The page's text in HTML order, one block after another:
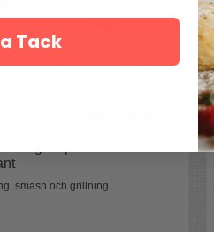
smash och grillning
Tack